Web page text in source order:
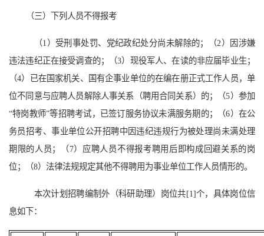
（三）下列人员不得报考
（1）受刑事处罚、党纪政纪处分尚未解除的；（2）因涉嫌
违法违纪正在接受调查的；（3）现役军人、在读的非应届毕业生；
（4）已在国家机关、国有企事业单位的在编在册正式工作人员，单
位不同意与应聘人员解除人事关系（聘用合同关系）的；（5）参加
“特岗教师”等招聘考试，已签订服务协议未满服务期的；（6）在公
务员招考、事业单位公开招聘中因违纪违规行为被处理尚未满处理
期限的人员；（7）应聘人员不得报考聘用后即构成回避关系的岗
位；（8）法律法规规定其他不得聘用为事业单位工作人员情形的。
本次计划招聘编制外（科研助理）岗位共[1]个，具体岗位信
息如下：